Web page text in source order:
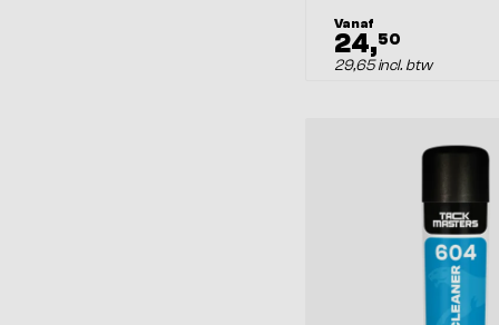
Vanaf
24,50
29,65 incl. btw